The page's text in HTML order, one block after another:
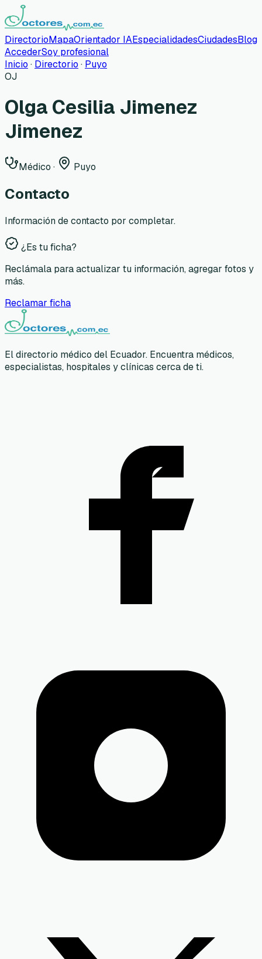
DirectorioMapaOrientador IAEspecialidadesCiudadesBlog
AccederSoy profesional
Inicio · Directorio · Puyo
OJ
Olga Cesilia Jimenez
Jimenez
Médico · Puyo
Contacto
Información de contacto por completar.
¿Es tu ficha?
Reclámala para actualizar tu información, agregar fotos y
más.
Reclamar ficha
El directorio médico del Ecuador. Encuentra médicos,
especialistas, hospitales y clínicas cerca de ti.